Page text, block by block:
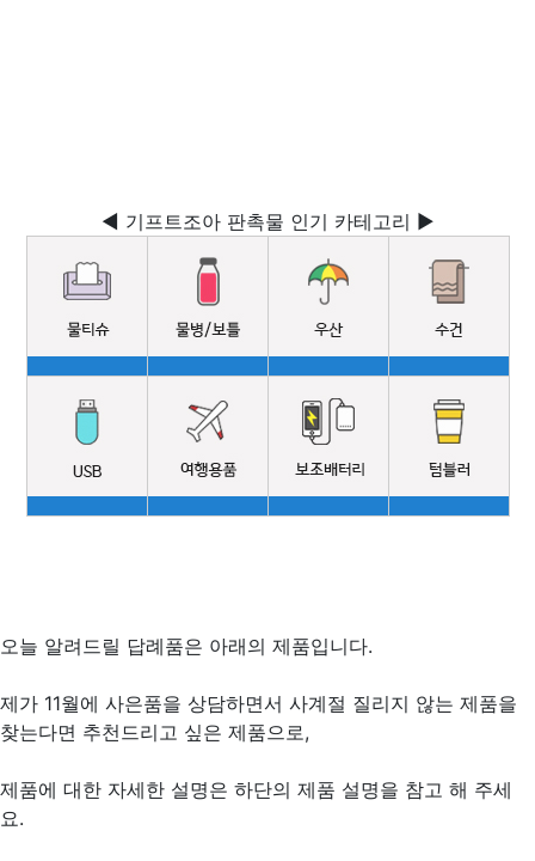
◀ 기프트조아 판촉물 인기 카테고리 ▶
오늘 알려드릴 답례품은 아래의 제품입니다.
제가 11월에 사은품을 상담하면서 사계절 질리지 않는 제품을
찾는다면 추천드리고 싶은 제품으로,
제품에 대한 자세한 설명은 하단의 제품 설명을 참고 해 주세
요.